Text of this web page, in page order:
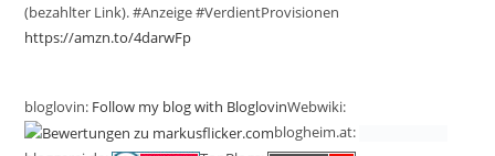
(bezahlter Link). #Anzeige #VerdientProvisionen
https://amzn.to/4darwFp
bloglovin: Follow my blog with BloglovinWebwiki:
blogheim.at: